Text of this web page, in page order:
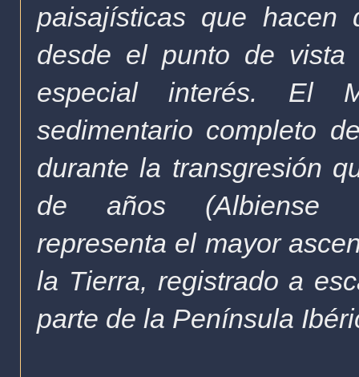
paisajísticas que hacen
desde el punto de vista
especial interés. El
sedimentario completo
durante la transgresión
de años (Albiense
representa el mayor
la Tierra, registrado a
parte de la Península